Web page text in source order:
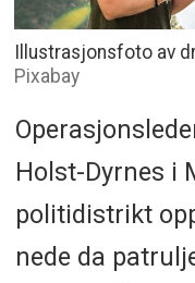
Illustrasjonsfoto av
Pixabay
Holst-Dyrnes i
politidistrikt
nede da